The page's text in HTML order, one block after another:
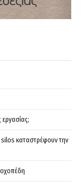
εργασίας;
καταστρέφουν την